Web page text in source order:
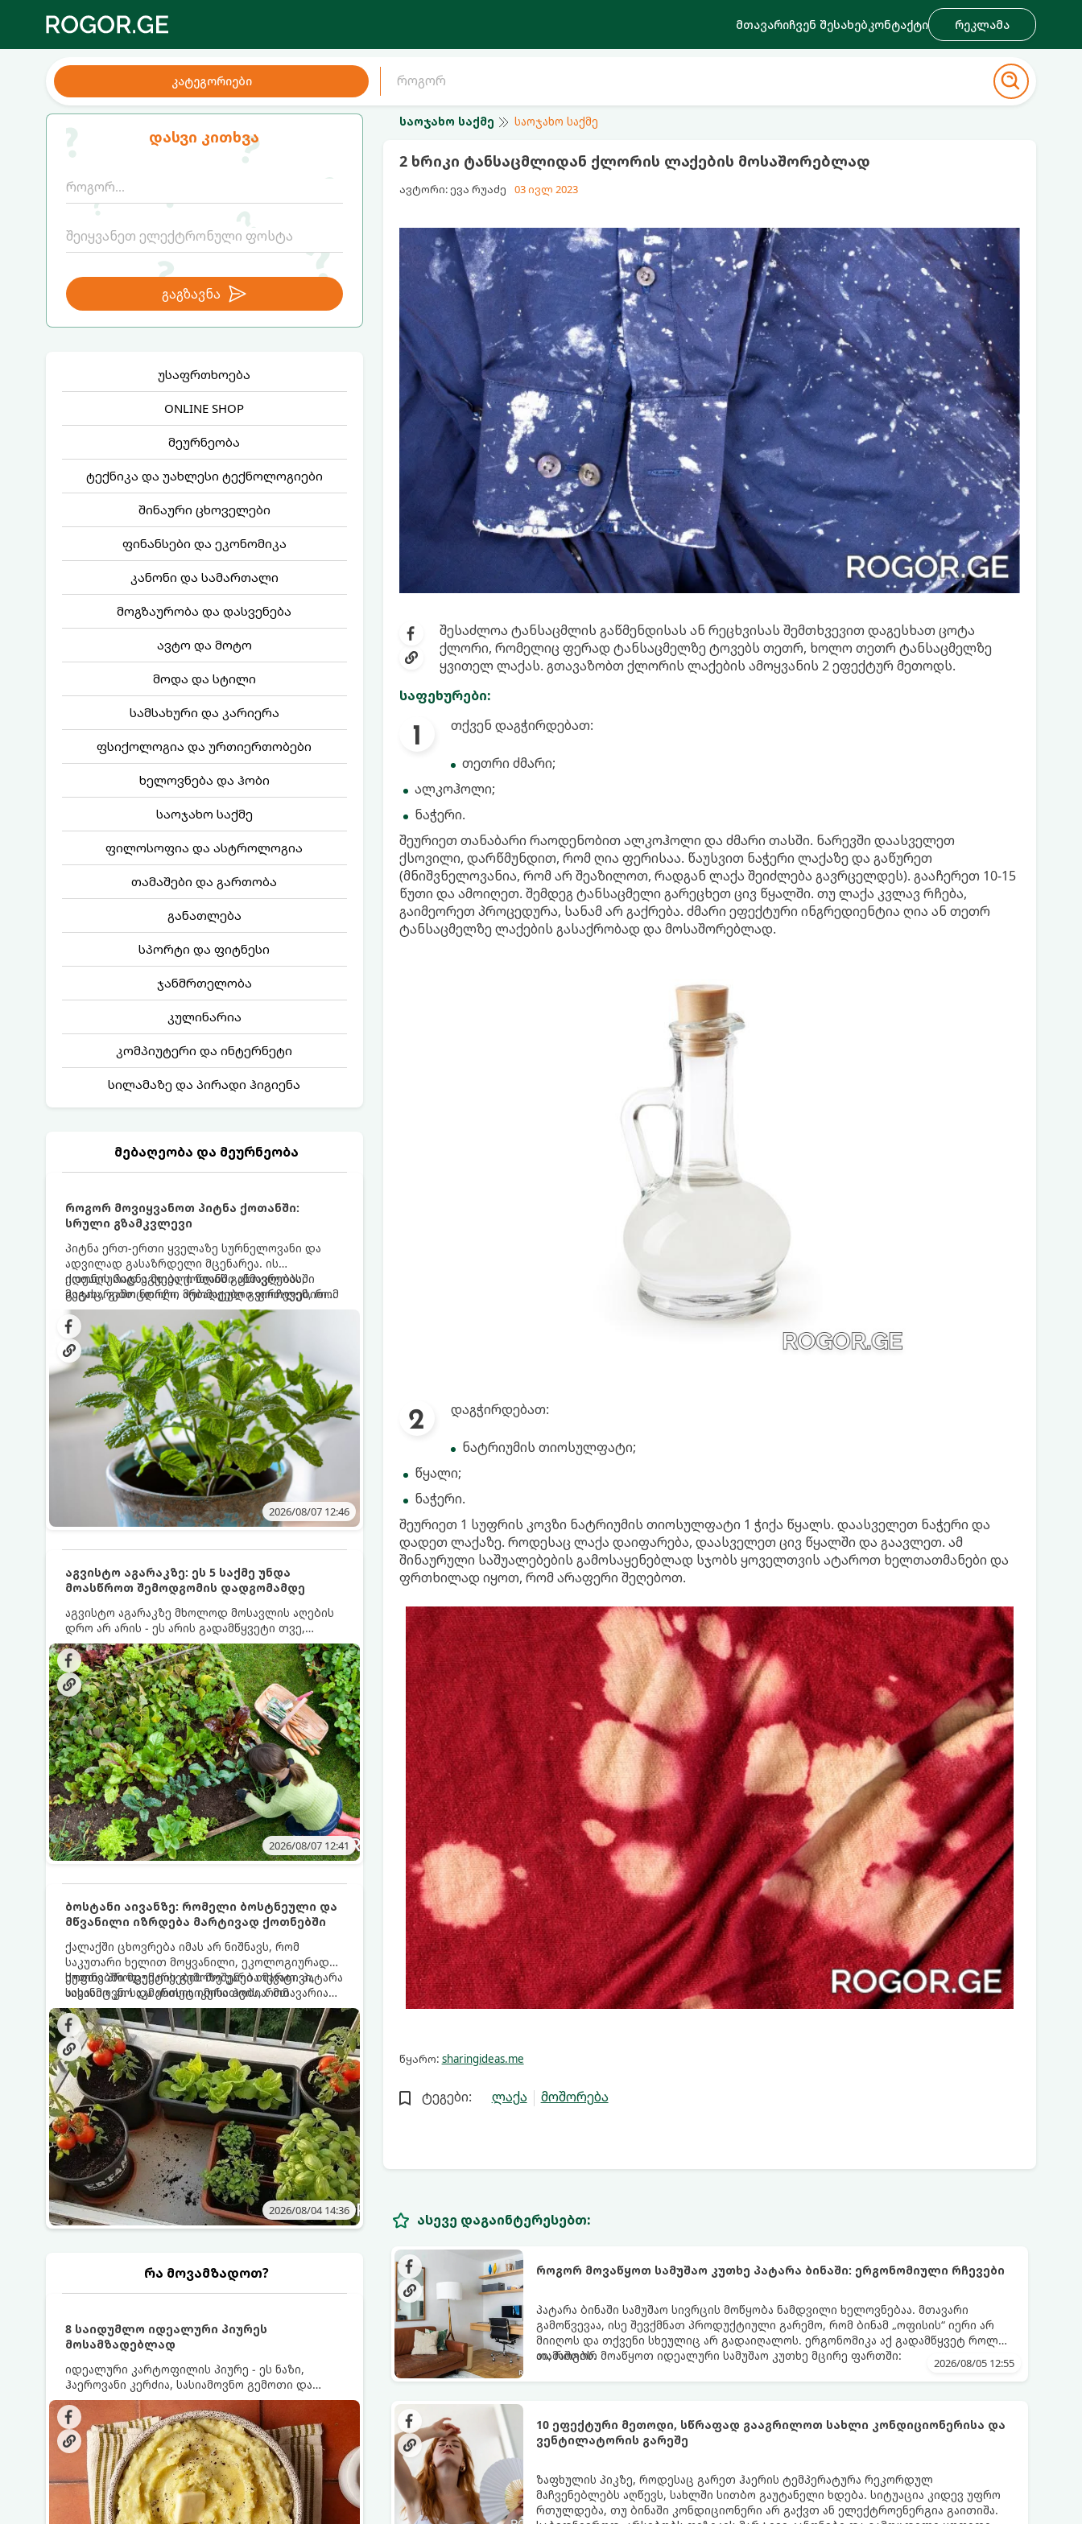
მთავარიჩვენ შესახებკონტაქტი რეკლამა
კატეგორიები
დასვი კითხვა
გაგზავნა
უსაფრთხოება
ONLINE SHOP
მეურნეობა
ტექნიკა და უახლესი ტექნოლოგიები
შინაური ცხოველები
ფინანსები და ეკონომიკა
კანონი და სამართალი
მოგზაურობა და დასვენება
ავტო და მოტო
მოდა და სტილი
სამსახური და კარიერა
ფსიქოლოგია და ურთიერთობები
ხელოვნება და ჰობი
საოჯახო საქმე
ფილოსოფია და ასტროლოგია
თამაშები და გართობა
განათლება
სპორტი და ფიტნესი
ჯანმრთელობა
კულინარია
კომპიუტერი და ინტერნეტი
სილამაზე და პირადი ჰიგიენა
მებაღეობა და მეურნეობა
როგორ მოვიყვანოთ პიტნა ქოთანში:
სრული გზამკვლევი
პიტნა ერთ-ერთი ყველაზე სურნელოვანი და
ადვილად გასაზრდელი მცენარეა. ის
იდეალურად ეგუება ქოთანში ცხოვრებას,
მეტიც, გამოცდილი მებაღეები გვირჩევენ, რომ
პიტნა მხოლოდ ქოთანში მოვიყვანოთ, რადგან
ღია გრუნტში (ბაღში) დარგვისას ის ფესვებით
ძალიან სწრაფად ვრცელდება და სხვა
მცენარეებს ავიწროებს.
ქოთნის პიტნა მთელი წლის განმავლობაში
გაგახარებთ ნორჩი, არომატული ფოთლებით
ჩაის, ლიმონათისა თუ კერძებისთვის.
2026/08/07 12:46
აგვისტო აგარაკზე: ეს 5 საქმე უნდა
მოასწროთ შემოდგომის დადგომამდე
აგვისტო აგარაკზე მხოლოდ მოსავლის აღების
დრო არ არის - ეს არის გადამწყვეტი თვე,
როდესაც საფუძველი ეყრება მომავალი წლის
მოსავალს და ბაღი მზადდება შემოდგომა-
ზამთრის სეზონისთვის. იმისათვის, რომ
ნიადაგმა ენერგია აღიდგინოს, ხოლო
მცენარეებმა ზამთარს გაუძლონ, აგვისტოს
ბოლომდე 5 მნიშვნელოვანი საქმის გაკეთება
უნდა მოასწროთ:
2026/08/07 12:41
ბოსტანი აივანზე: რომელი ბოსტნეული და
მწვანილი იზრდება მარტივად ქოთნებში
ქალაქში ცხოვრება იმას არ ნიშნავს, რომ
საკუთარი ხელით მოყვანილი, ეკოლოგიურად
სუფთა პროდუქტის გემოზე უარი თქვათ. პატარა
აივანიც კი საკმარისია იმისათვის, რომ
მოიწყოთ მინი-ბოსტანი, საიდანაც
ყოველდღიურად ახალ, არომატულ მწვანილსა
და ბოსტნეულს მოკრეფთ.
ქოთნებში მცენარეების მოშენება მარტივი,
სასიამოვნო და ესთეტიკური ჰობია. მთავარია
იცოდეთ, რომელი კულტურები ეგუებიან
ქოთნის პირობებს ყველაზე კარგად და როგორ
მოუაროთ მათ სწორად.
2026/08/04 14:36
რა მოვამზადოთ?
8 საიდუმლო იდეალური პიურეს
მოსამზადებლად
იდეალური კარტოფილის პიურე - ეს ნაზი,
ჰაეროვანი კერძია, სასიამოვნო გემოთი და
ნაღების-მოყვითალო ფერით. მისი მომზადება
ძალიან მარტივია, მაგრამ არსებობს რამდენიმე
საიდუმლო, რომლებიც უნდა იცოდეთ, რომ
პიურე იდეალურად გემრიელი გამოვიდეს.
საოჯახო საქმე საოჯახო საქმე
2 ხრიკი ტანსაცმლიდან ქლორის ლაქების მოსაშორებლად
ავტორი: ევა რუაძე 03 ივლ 2023
შესაძლოა ტანსაცმლის გაწმენდისას ან რეცხვისას შემთხვევით დაგესხათ ცოტა
ქლორი, რომელიც ფერად ტანსაცმელზე ტოვებს თეთრ, ხოლო თეთრ ტანსაცმელზე
ყვითელ ლაქას. გთავაზობთ ქლორის ლაქების ამოყვანის 2 ეფექტურ მეთოდს.
საფეხურები:
თქვენ დაგჭირდებათ:
თეთრი ძმარი;
ალკოჰოლი;
ნაჭერი.
შეურიეთ თანაბარი რაოდენობით ალკოჰოლი და ძმარი თასში. ნარევში დაასველეთ
ქსოვილი, დარწმუნდით, რომ ღია ფერისაა. წაუსვით ნაჭერი ლაქაზე და გაწურეთ
(მნიშვნელოვანია, რომ არ შეაზილოთ, რადგან ლაქა შეიძლება გავრცელდეს). გააჩერეთ 10-15
წუთი და ამოიღეთ. შემდეგ ტანსაცმელი გარეცხეთ ცივ წყალში. თუ ლაქა კვლავ რჩება,
გაიმეორეთ პროცედურა, სანამ არ გაქრება. ძმარი ეფექტური ინგრედიენტია ღია ან თეთრ
ტანსაცმელზე ლაქების გასაქრობად და მოსაშორებლად.
დაგჭირდებათ:
ნატრიუმის თიოსულფატი;
წყალი;
ნაჭერი.
შეურიეთ 1 სუფრის კოვზი ნატრიუმის თიოსულფატი 1 ჭიქა წყალს. დაასველეთ ნაჭერი და
დადეთ ლაქაზე. როდესაც ლაქა დაიფარება, დაასველეთ ცივ წყალში და გაავლეთ. ამ
შინაურული საშუალებების გამოსაყენებლად სჯობს ყოველთვის ატაროთ ხელთათმანები და
ფრთხილად იყოთ, რომ არაფერი შეღებოთ.
წყარო: sharingideas.me
ტეგები: ლაქა მოშორება
ასევე დაგაინტერესებთ:
როგორ მოვაწყოთ სამუშაო კუთხე პატარა ბინაში: ერგონომიული რჩევები
პატარა ბინაში სამუშაო სივრცის მოწყობა ნამდვილი ხელოვნებაა. მთავარი
გამოწვევაა, ისე შევქმნათ პროდუქტიული გარემო, რომ ბინამ „ოფისის“ იერი არ
მიიღოს და თქვენი სხეულიც არ გადაიღალოს. ერგონომიკა აქ გადამწყვეტ როლს
თამაშობს.
აი, როგორ მოაწყოთ იდეალური სამუშაო კუთხე მცირე ფართში: 2026/08/05 12:55
10 ეფექტური მეთოდი, სწრაფად გააგრილოთ სახლი კონდიციონერისა და
ვენტილატორის გარეშე
ზაფხულის პიკზე, როდესაც გარეთ ჰაერის ტემპერატურა რეკორდულ
მაჩვენებლებს აღწევს, სახლში სითბო გაუტანელი ხდება. სიტუაცია კიდევ უფრო
რთულდება, თუ ბინაში კონდიციონერი არ გაქვთ ან ელექტროენერგია გაითიშა.